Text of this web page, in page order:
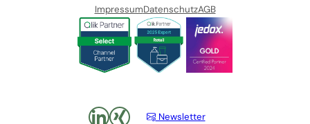
ImpressumDatenschutzAGB
LinkedIn xing Newsletter